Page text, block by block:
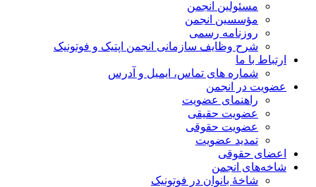
مسئولین انجمن
مؤسسین انجمن
روزنامه رسمی
شرح وظایف سازمانی انجمن اپتیک و فوتونیک
ارتباط با ما
شماره های تماس، ایمیل و آدرس
عضویت در انجمن
راهنمای عضویت
عضویت حقیقی
عضویت حقوقی
تمدید عضویت
اعضای حقوقی
شاخه‌های انجمن
شاخۀ بانوان در فوتونیک